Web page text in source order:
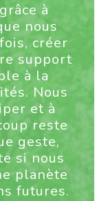
à
nous
créer
support
à la
Nous
et à
reste
geste,
si nous
planète
futures.